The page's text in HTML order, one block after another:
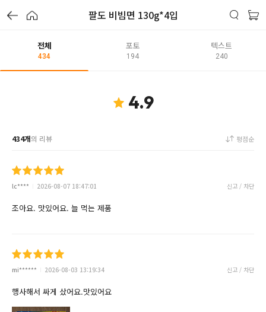
팔도 비빔면 130g*4입
전체
434
포토
194
텍스트
240
4.9
434개의 리뷰 평점순
lc**** 2026-08-07 18:47:01 신고 / 차단
조아요. 맛있어요. 늘 먹는 제품
mi****** 2026-08-03 13:19:34 신고 / 차단
행사해서 싸게 샀어요.맛있어요